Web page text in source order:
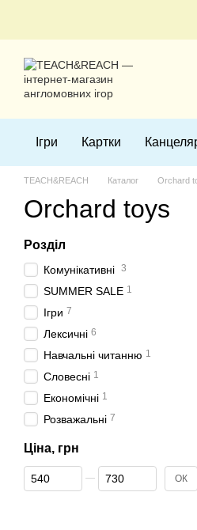
Ігри Картки
TEACH&REACH Каталог Orchard
Orchard toys
Розділ
Комунікативні 3
SUMMER SALE 1
Ігри 7
Лексичні 6
Навчальні читанню 1
Словесні 1
Економічні 1
Розважальні 7
Ціна, грн
Від Ціна, грн
До Ціна, грн ОК